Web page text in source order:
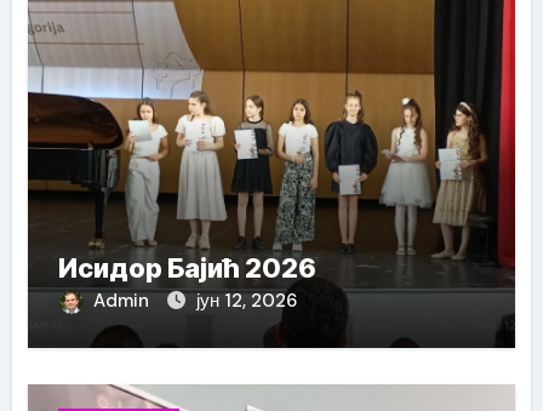
Исидор Бајић 2026
Admin јун 12, 2026